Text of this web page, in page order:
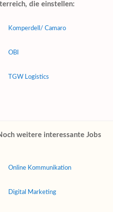
die einstellen:
Komperdell/ Camaro
OBI
TGW Logistics
weitere interessante Jobs
Online Kommunikation
Digital Marketing